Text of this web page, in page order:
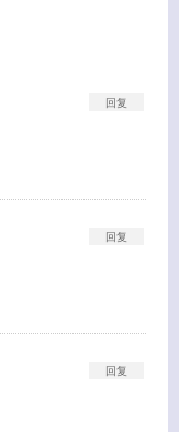
回复
回复
回复